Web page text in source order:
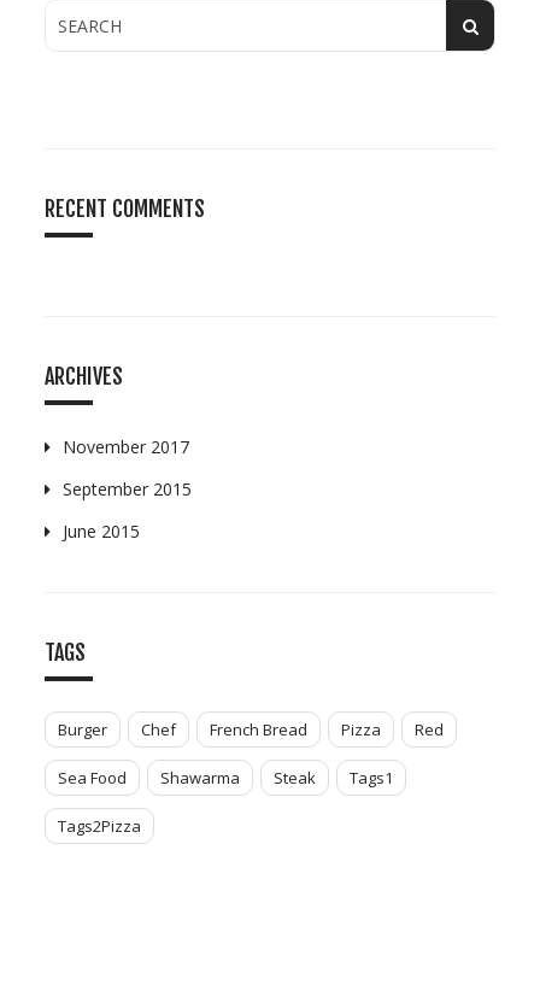
RECENT COMMENTS
ARCHIVES
November 2017
September 2015
June 2015
TAGS
Burger Chef French Bread Pizza Red
Sea Food Shawarma Steak Tags1
Tags2Pizza